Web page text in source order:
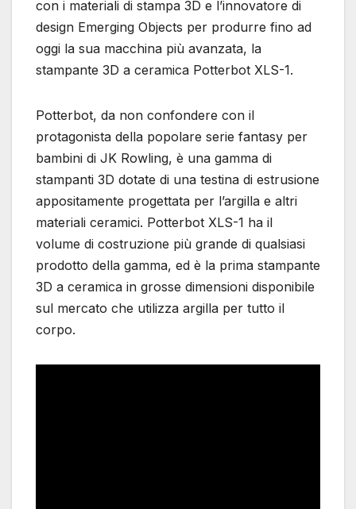
con i materiali di stampa 3D e l’innovatore di
design Emerging Objects per produrre fino ad
oggi la sua macchina più avanzata, la
stampante 3D a ceramica Potterbot XLS-1.
Potterbot, da non confondere con il
protagonista della popolare serie fantasy per
bambini di JK Rowling, è una gamma di
stampanti 3D dotate di una testina di estrusione
appositamente progettata per l’argilla e altri
materiali ceramici. Potterbot XLS-1 ha il
volume di costruzione più grande di qualsiasi
prodotto della gamma, ed è la prima stampante
3D a ceramica in grosse dimensioni disponibile
sul mercato che utilizza argilla per tutto il
corpo.